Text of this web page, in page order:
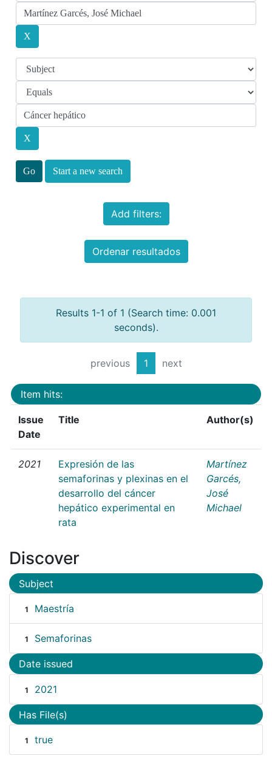
Start a new search
Add filters:
Ordenar resultados
Results 1-1 of 1 (Search time: 0.001
seconds).
previous 1 next
Item hits:
Issue
Date
Title Author(s)
2021
Expresión de las
semaforinas y plexinas en el
desarrollo del cáncer
hepático experimental en
rata
Martínez
Garcés,
José
Michael
Discover
Subject
1 Maestría
1 Semaforinas
Date issued
1 2021
Has File(s)
1 true